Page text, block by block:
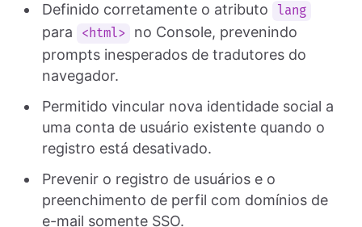
Definido corretamente o atributo
lang
para <html>
no Console, prevenindo
prompts inesperados de tradutores do
navegador.
Permitido vincular nova identidade social a
uma conta de usuário existente quando o
registro está desativado.
Prevenir o registro de usuários e o
preenchimento de perfil com domínios de
e-mail somente SSO.